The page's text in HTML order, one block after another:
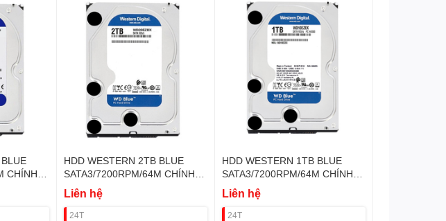
CHÍNH
HDD WESTERN 2TB BLUE
SATA3/7200RPM/64M CHÍNH
HÃNG VAT
Liên hệ
24T
HDD WESTERN 1TB BLUE
SATA3/7200RPM/64M CHÍNH
HÃNG VAT
Liên hệ
24T